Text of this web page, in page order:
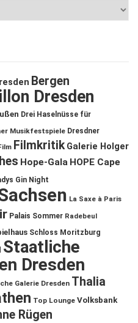
Bergen
Dresden
Drei Haselnüsse für
Musikfestspiele Dresdner
Filmkritik Galerie Holger
Hope-Gala HOPE Cape
Gin Night
La Saxe à Paris
Palais Sommer Radebeul
Schloss Moritzburg
Staatliche
Dresden
Galerie Dresden Thalia
Top Lounge Volksbank
Rügen